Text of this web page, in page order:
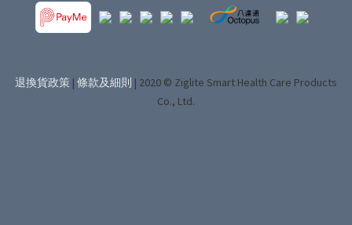
退換貨政策 | 條款及細則 | 2020 © Ziglite Smart Health Care Products
Co., Ltd.